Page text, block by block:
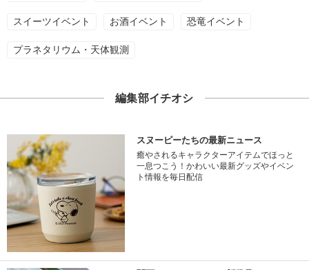
スイーツイベント お酒イベント 恐竜イベント
プラネタリウム・天体観測
編集部イチオシ
スヌーピーたちの最新ニュース
癒やされるキャラクターアイテムでほっと
一息つこう！かわいい最新グッズやイベン
ト情報を毎日配信